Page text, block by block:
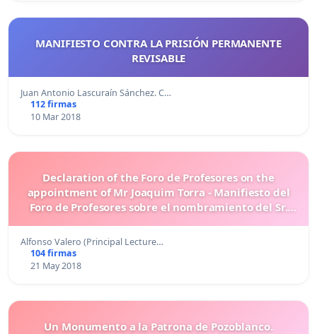
MANIFIESTO CONTRA LA PRISIÓN PERMANENTE
REVISABLE
Juan Antonio Lascuraín Sánchez. C…
112 firmas
10 Mar 2018
Declaration of the Foro de Profesores on the
appointment of Mr Joaquim Torra - Manifiesto del
Foro de Profesores sobre el nombramiento del Sr.
Alfonso Valero (Principal Lecture…
104 firmas
21 May 2018
Un Monumento a la Patrona de Pozoblanco.